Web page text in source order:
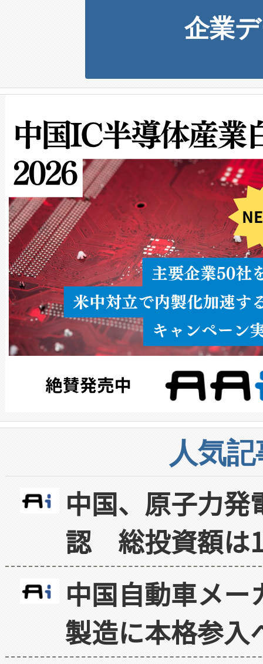
企業
人気
中国、原子力
認 総投資額は
中国自動車メ
製造に本格参入